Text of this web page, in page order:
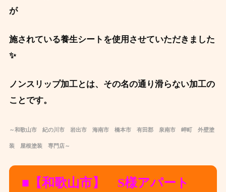
が
施されている養生シートを使用させていただきました
✨
ノンスリップ加工とは、その名の通り滑らない加工の
ことです。
～和歌山市 紀の川市 岩出市 海南市 橋本市 有田郡 泉南市 岬町 外壁塗
装 屋根塗装 専門店～
■【和歌山市】 S様アパート